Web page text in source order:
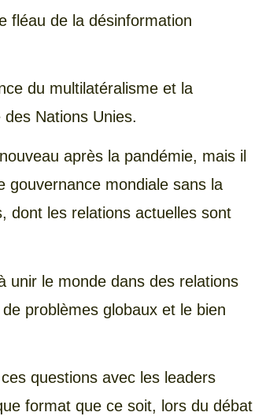
fléau de la désinformation
du multilatéralisme et la
Nations Unies.
après la pandémie, mais il
gouvernance mondiale sans la
dont les relations actuelles sont
unir le monde dans des relations
problèmes globaux et le bien
questions avec les leaders
format que ce soit, lors du débat